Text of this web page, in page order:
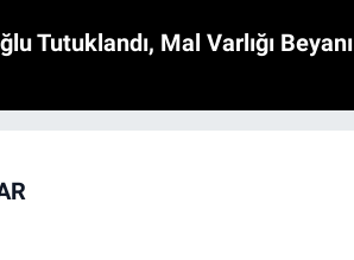
Tutuklandı, Mal Varlığı Beyanı